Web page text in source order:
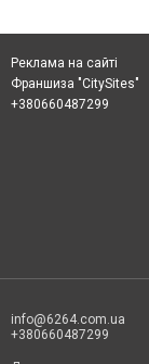
Реклама на сайті
Франшиза "CitySites"
+380660487299
info@6264.com.ua
+380660487299